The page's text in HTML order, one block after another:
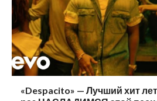
«Despacito» — Лучший хит